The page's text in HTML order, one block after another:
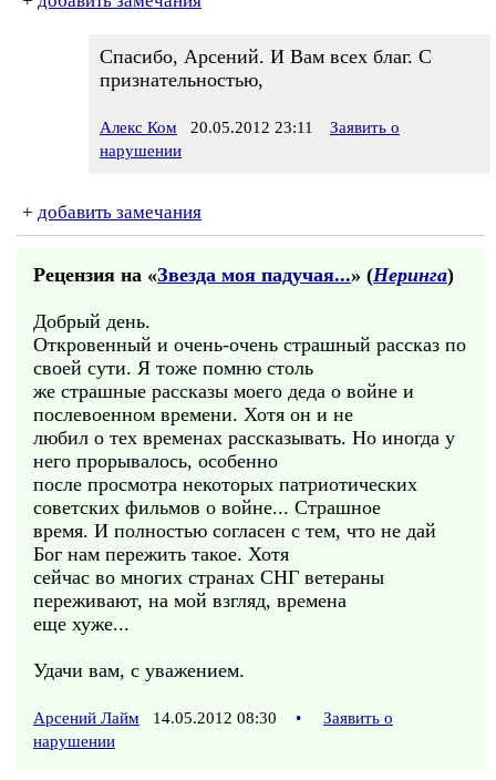
Спасибо, Арсений. И Вам всех благ. С
признательностью,
Алекс Ком 20.05.2012 23:11
Заявить о
нарушении
+ добавить замечания
Рецензия на «Звезда моя падучая...» (Неринга)
Добрый день.
Откровенный и очень-очень страшный рассказ по
своей сути. Я тоже помню столь
же страшные рассказы моего деда о войне и
послевоенном времени. Хотя он и не
любил о тех временах рассказывать. Но иногда у
него прорывалось, особенно
после просмотра некоторых патриотических
советских фильмов о войне... Страшное
время. И полностью согласен с тем, что не дай
Бог нам пережить такое. Хотя
сейчас во многих странах СНГ ветераны
переживают, на мой взгляд, времена
еще хуже...
Удачи вам, с уважением.
Арсений Лайм 14.05.2012 08:30 •
Заявить о
нарушении